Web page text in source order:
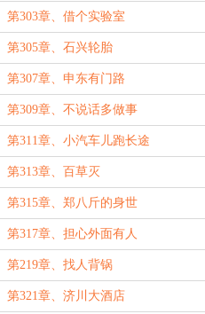
第303章、借个实验室
第305章、石兴轮胎
第307章、申东有门路
第309章、不说话多做事
第311章、小汽车儿跑长途
第313章、百草灭
第315章、郑八斤的身世
第317章、担心外面有人
第219章、找人背锅
第321章、济川大酒店